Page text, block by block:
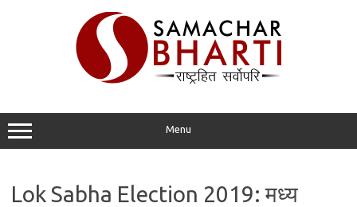
Menu
Lok Sabha Election 2019: मध्य